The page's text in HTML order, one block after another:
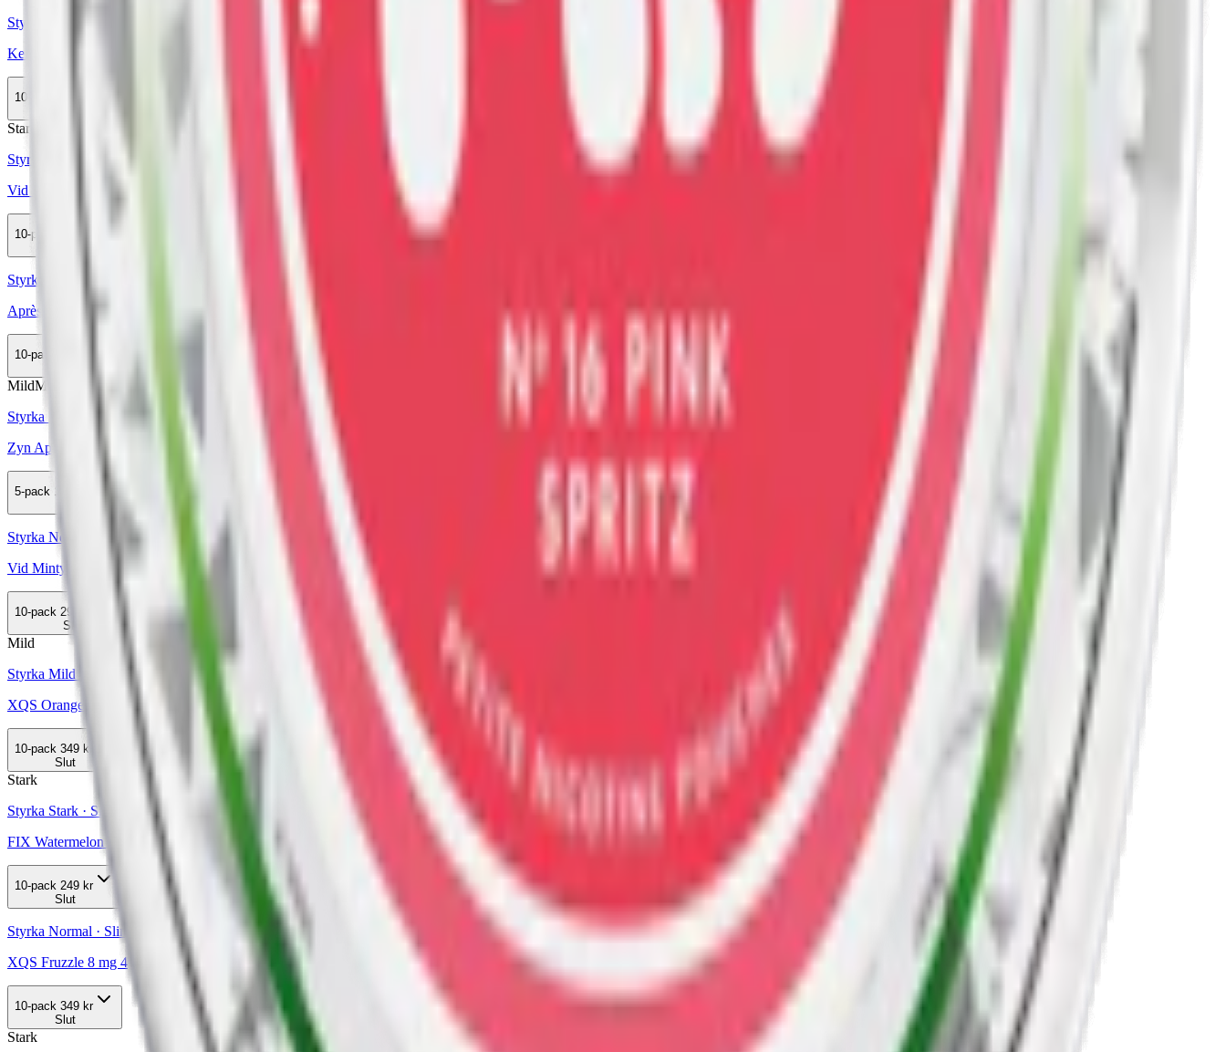
Styrka Mild · Slim
Kelly White Sweet Melon Mint
10-pack
Stark
Styrka Stark · Slim
Vid Hot Pineapple
10-pack
Styrka Normal · Slim
Après No.6 Appletini Extra Strong
10-pack
MildMini
Styrka Mild · Mini
Zyn Apple Mint Mini 2
5-pack
Styrka Normal · Slim
Vid Minty Apple
10-pack 299,50 kr
Slut
Mild
Styrka Mild · Slim
XQS Orange Apple 4 mg 2
10-pack 349 kr
Slut
Stark
Styrka Stark · Slim
FIX Watermelon Ice #5 Stark Slim
10-pack 249 kr
Slut
Styrka Normal · Slim
XQS Fruzzle 8 mg 4
10-pack 349 kr
Slut
Stark